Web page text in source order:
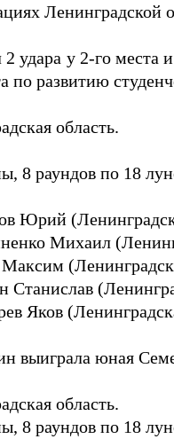
Ленинградской
удара у 2-го места
по развитию
область.
8 раундов по 18
Юрий
Михаил
Яков
выиграла юная
область.
8 раундов по 18